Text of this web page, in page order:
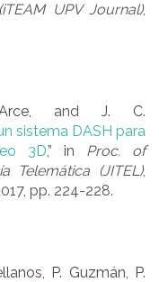
UPV Journal),
, and J. C.
sistema DASH para
3D,” in Proc. of
Telemática (JITEL),
pp. 224-228.
P. Guzmán
P.